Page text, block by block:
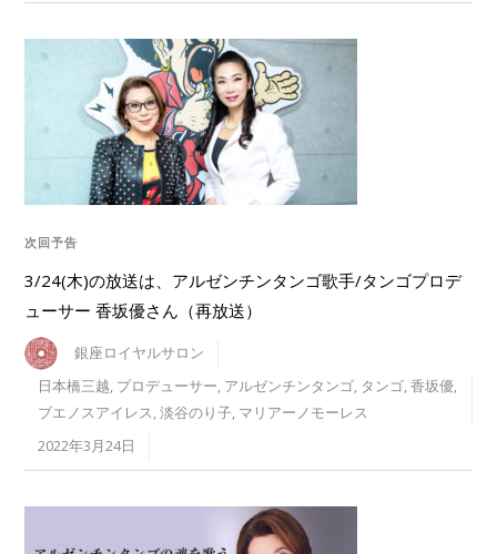
次回予告
3/24(木)の放送は、アルゼンチンタンゴ歌手/タンゴプロデ
ューサー 香坂優さん（再放送）
銀座ロイヤルサロン
日本橋三越, プロデューサー, アルゼンチンタンゴ, タンゴ,香坂優,
ブエノスアイレス,淡谷のり子, マリアーノモーレス
2022年3月24日